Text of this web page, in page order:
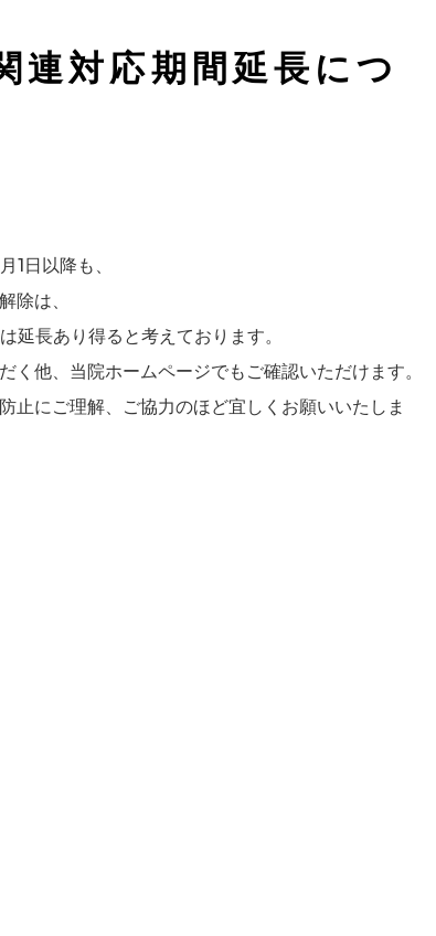
連対応期間延長につ
1日以降も、
除は、
延長あり得ると考えております。
他、当院ホームページでもご確認いただけます。
止にご理解、ご協力のほど宜しくお願いいたしま